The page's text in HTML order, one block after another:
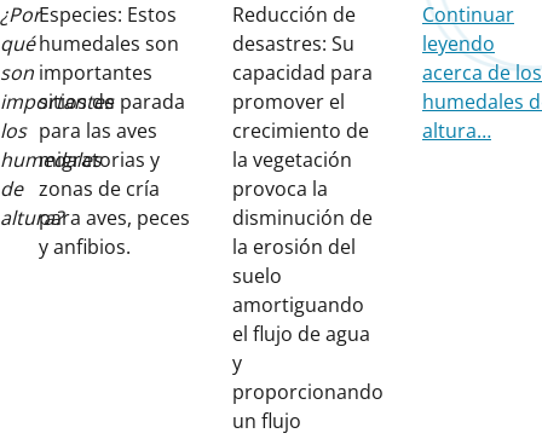
¿Por
qué
son
importantes
los
humedales
de
altura?
Especies: Estos
humedales son
importantes
sitios de parada
para las aves
migratorias y
zonas de cría
para aves, peces
y anfibios.
Reducción de
desastres: Su
capacidad para
promover el
crecimiento de
la vegetación
provoca la
disminución de
la erosión del
suelo
amortiguando
el flujo de agua
y
proporcionando
un flujo
Continuar
leyendo
acerca de los
humedales
altura…